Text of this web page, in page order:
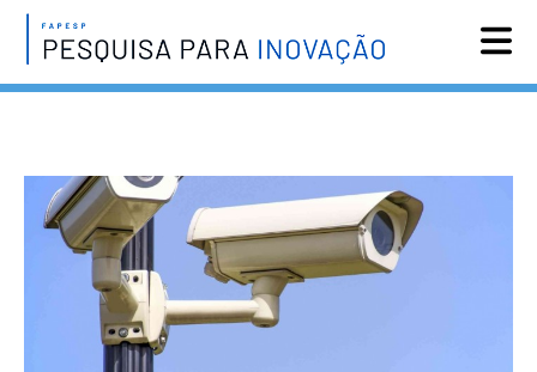
Vídeos
Assine
English